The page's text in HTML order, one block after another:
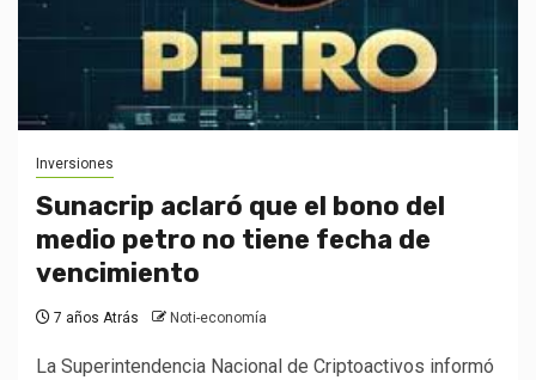
Inversiones
Sunacrip aclaró que el bono del
medio petro no tiene fecha de
vencimiento
7 años Atrás Noti-economía
La Superintendencia Nacional de Criptoactivos informó